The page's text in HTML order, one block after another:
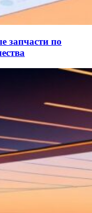
запчасти по